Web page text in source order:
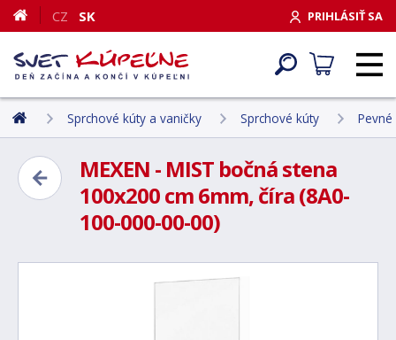
PRIHLÁSIŤ SA
CZ SK
Sprchové kúty a vaničky Sprchové kúty
MEXEN - MIST bočná stena
100x200 cm 6mm, číra (8A0-
100-000-00-00)